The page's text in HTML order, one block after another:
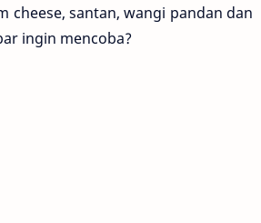
cheese, santan, wangi pandan dan
ingin mencoba?